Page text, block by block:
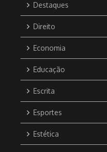
Destaques
Direito
Economia
Educação
Escrita
Esportes
Estética